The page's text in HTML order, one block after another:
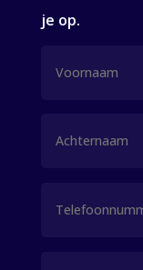
je op.